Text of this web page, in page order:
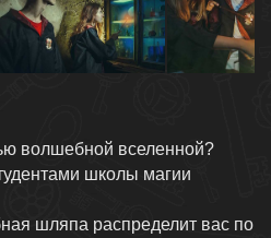
волшебной вселенной?
школы магии
шляпа распределит вас по